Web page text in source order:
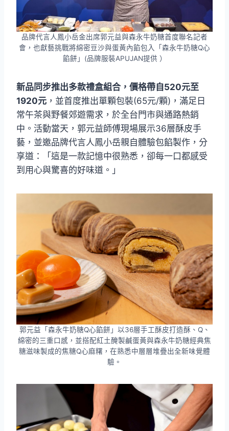
品牌代言人鳳小岳金出席郭元益與森永牛奶糖首度聯名記者
會，也獻藝挑戰將綿密豆沙與蛋黃內餡包入「森永牛奶糖Q心
餡餅」(品牌服裝APUJAN提供 ）
新品同步推出多款禮盒組合，價格帶自520元至
1920元 ，並首度推出單顆包裝(65元/顆)，滿足日
常午茶與野餐郊遊需求，於全台門市與通路熱銷
中。活動當天，郭元益師傅現場展示36層酥皮手
藝，並邀品牌代言人鳳小岳親自體驗包餡製作，分
享道：「這是一款記憶中很熟悉，卻每一口都感受
到用心與驚喜的好味道。」
郭元益「森永牛奶糖Q心餡餅」以36層手工酥皮打造酥、Q、
綿密的三重口感，並搭配紅土醃製鹹蛋黃與森永牛奶糖經典焦
糖滋味製成的焦糖Q心麻糬，在熟悉中層層堆疊出全新味覺體
驗。